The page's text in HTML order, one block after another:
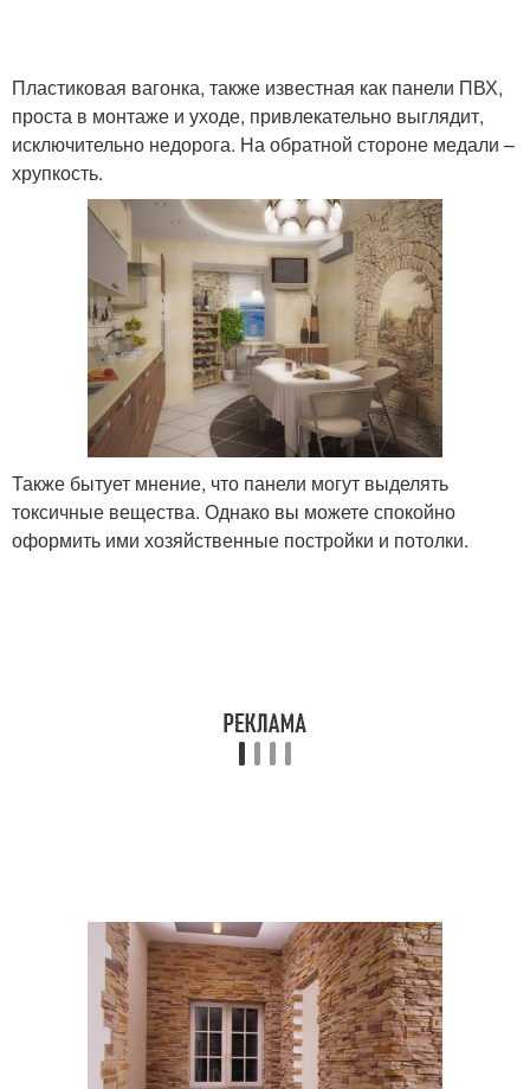
Пластиковая вагонка, также известная как панели ПВХ,
проста в монтаже и уходе, привлекательно выглядит,
исключительно недорога. На обратной стороне медали –
хрупкость.
Также бытует мнение, что панели могут выделять
токсичные вещества. Однако вы можете спокойно
оформить ими хозяйственные постройки и потолки.